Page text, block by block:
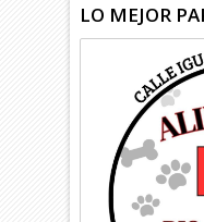
LO MEJOR